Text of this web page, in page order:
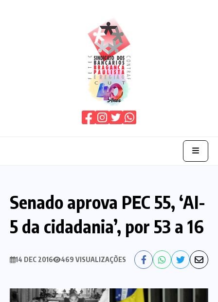
O Sindicato
Nossa História
Agenda das atividades sindicais
Estatuto
Diretoria
Notícias
Bancos
Senado aprova PEC 55, ‘AI-
5 da cidadania’, por 53 a 16
14 DEC 2016 469 VISUALIZAÇÕES